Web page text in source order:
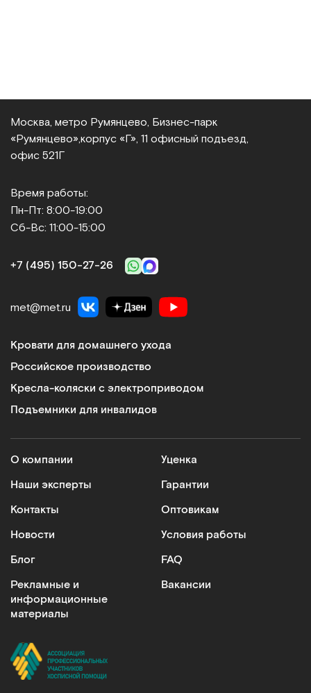
Москва, метро Румянцево, Бизнес‑парк
«Румянцево», корпус «Г», 11 офисный подъезд,
офис 521Г
Время работы:
Пн-Пт: 8:00-19:00
Сб-Вс: 11:00-15:00
+7 (495) 150‑27‑26
met@met.ru
Кровати для домашнего ухода
Российское производство
Кресла-коляски с электроприводом
Подъемники для инвалидов
О компании
Наши эксперты
Контакты
Новости
Блог
Рекламные и
информационные
материалы
Уценка
Гарантии
Оптовикам
Условия работы
FAQ
Вакансии